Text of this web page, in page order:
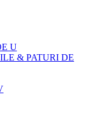
U
& PATURI DE